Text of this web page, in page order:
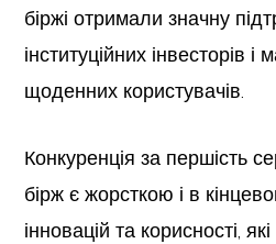
біржі отримали значну
інституційних інвесторів
щоденних користувачів.
Конкуренція за першість
бірж є жорсткою і в
інновацій та корисності,